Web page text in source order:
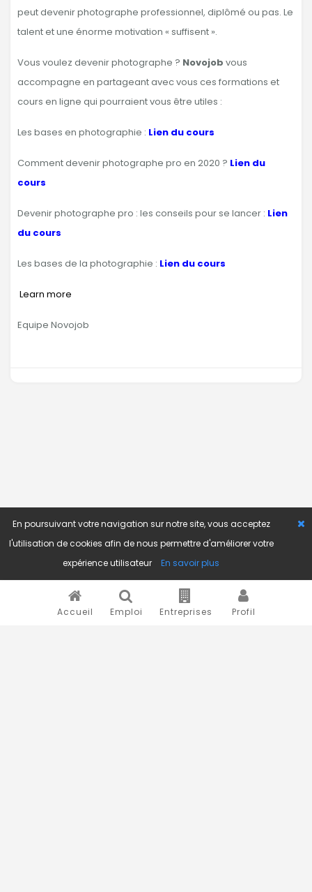
Accueil Emploi Entreprises Profil
peut devenir photographe professionnel, diplômé ou pas. Le
talent et une énorme motivation « suffisent ».
Vous voulez devenir photographe ? Novojob vous
accompagne en partageant avec vous ces formations et
cours en ligne qui pourraient vous être utiles :
Les bases en photographie : Lien du cours
Comment devenir photographe pro en 2020 ? Lien du
cours
Devenir photographe pro : les conseils pour se lancer : Lien
du cours
Les bases de la photographie : Lien du cours
Learn more
Equipe Novojob
En poursuivant votre navigation sur notre site, vous acceptez
l'utilisation de cookies afin de nous permettre d'améliorer votre
expérience utilisateur
En savoir plus